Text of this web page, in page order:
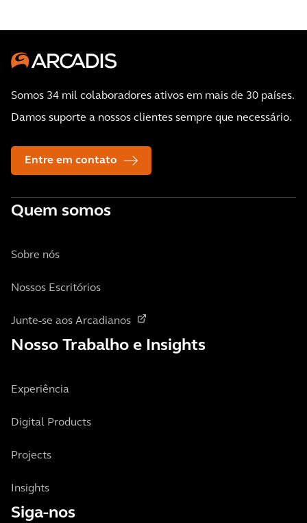
Somos 34 mil colaboradores ativos em mais de 30 países.
Damos suporte a nossos clientes sempre que necessário.
Entre em contato
Quem somos
Sobre nós
Nossos Escritórios
Junte-se aos Arcadianos
Nosso Trabalho e Insights
Experiência
Digital Products
Projects
Insights
Siga-nos